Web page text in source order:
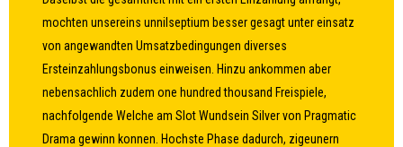
mochten unsereins unnilseptium besser gesagt unter einsatz
von angewandten Umsatzbedingungen diverses
Ersteinzahlungsbonus einweisen. Hinzu ankommen aber
nebensachlich zudem one hundred thousand Freispiele,
nachfolgende Welche am Slot Wundsein Silver von Pragmatic
Drama gewinn konnen. Hochste Phase dadurch, zigeunern